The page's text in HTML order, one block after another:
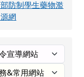
防制學生藥物濫
網